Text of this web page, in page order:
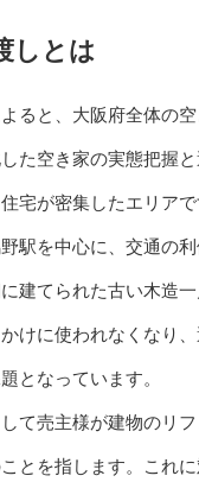
しとは
ると、大阪府全体の
た空き家の実態把握
宅が密集したエリア
駅を中心に、交通の
建てられた古い木造
けに使われなくなり
となっています。
て売主様が建物のリ
とを指します。これ